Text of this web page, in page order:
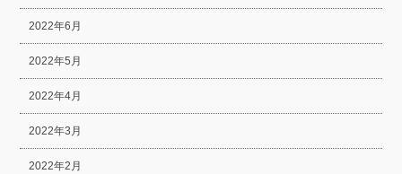
2022年6月
2022年5月
2022年4月
2022年3月
2022年2月